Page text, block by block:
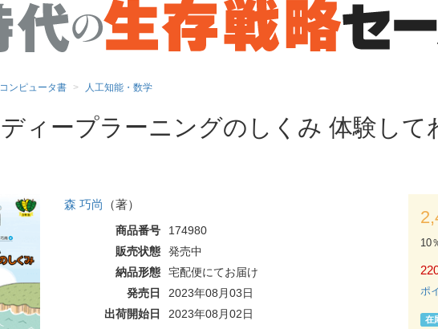
コンピュータ書 人工知能・数学
ィープラーニングのしくみ 体験して
森 巧尚 （著）
商品番号
174980
販売状態
発売中
納品形態
宅配便にてお届け
発売日
2023年08月03日
出荷開始日
2023年08月02日
10
ポ
在